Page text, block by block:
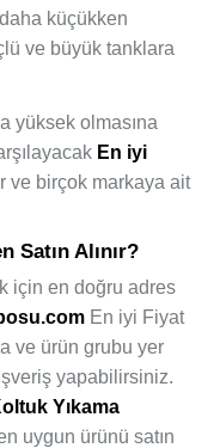
küçükken
ve büyük tanklara
yüksek olmasına
En iyi
ve birçok markaya ait
Satın Alınır?
için en doğru adres
En iyi Fiyat
ve ürün grubu yer
yapabilirsiniz.
Yıkama
uygun ürünü satın